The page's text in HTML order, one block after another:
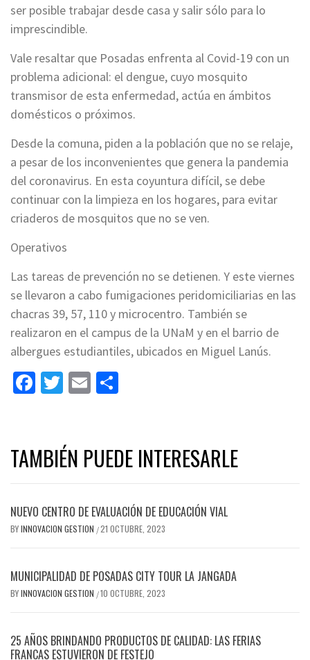
ser posible trabajar desde casa y salir sólo para lo
imprescindible.
Vale resaltar que Posadas enfrenta al Covid-19 con un
problema adicional: el dengue, cuyo mosquito
transmisor de esta enfermedad, actúa en ámbitos
domésticos o próximos.
Desde la comuna, piden a la población que no se relaje,
a pesar de los inconvenientes que genera la pandemia
del coronavirus. En esta coyuntura difícil, se debe
continuar con la limpieza en los hogares, para evitar
criaderos de mosquitos que no se ven.
Operativos
Las tareas de prevención no se detienen. Y este viernes
se llevaron a cabo fumigaciones peridomiciliarias en las
chacras 39, 57, 110 y microcentro. También se
realizaron en el campus de la UNaM y en el barrio de
albergues estudiantiles, ubicados en Miguel Lanús.
Facebook
Twitter
Email
TAMBIÉN PUEDE INTERESARLE
NUEVO CENTRO DE EVALUACIÓN DE EDUCACIÓN VIAL
BYINNOVACION GESTION /21 OCTUBRE, 2023
MUNICIPALIDAD DE POSADAS CITY TOUR LA JANGADA
BYINNOVACION GESTION /10 OCTUBRE, 2023
25 AÑOS BRINDANDO PRODUCTOS DE CALIDAD: LAS FERIAS
FRANCAS ESTUVIERON DE FESTEJO